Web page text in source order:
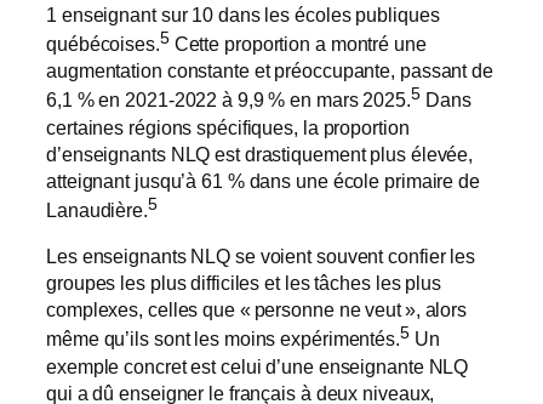
1 enseignant sur 10 dans les écoles publiques
québécoises.5Cette proportion a montré une
augmentation constante et préoccupante, passant de
6,1 % en 2021-2022 à 9,9 % en mars 2025.5Dans
certaines régions spécifiques, la proportion
d’enseignants NLQ est drastiquement plus élevée,
atteignant jusqu’à 61 % dans une école primaire de
Lanaudière.5
Les enseignants NLQ se voient souvent confier les
groupes les plus difficiles et les tâches les plus
complexes, celles que « personne ne veut », alors
même qu’ils sont les moins expérimentés.5Un
exemple concret est celui d’une enseignante NLQ
qui a dû enseigner le français à deux niveaux,